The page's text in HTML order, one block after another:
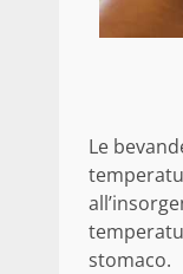
Le
stomaco.